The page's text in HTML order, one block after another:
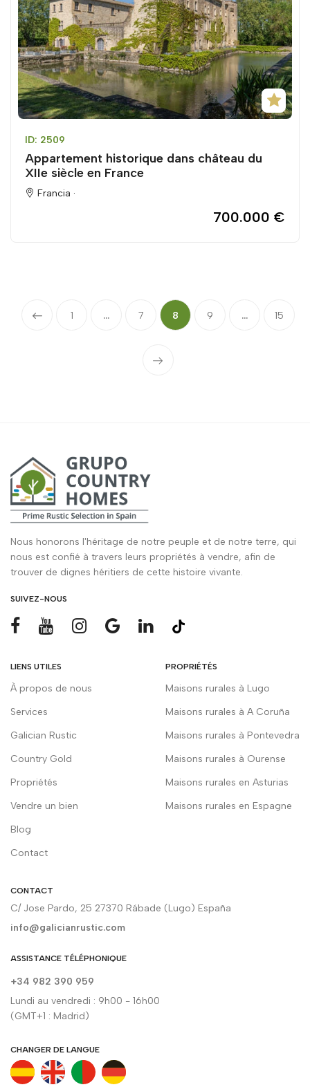
ID: 2509
Appartement historique dans château du
XIIe siècle en France
Francia ·
700.000 €
1 ... 7 8 9 ... 15
Nous honorons l'héritage de notre peuple et de notre terre, qui
nous est confié à travers leurs propriétés à vendre, afin de
trouver de dignes héritiers de cette histoire vivante.
SUIVEZ-NOUS
LIENS UTILES
À propos de nous
Services
Galician Rustic
Country Gold
Propriétés
Vendre un bien
Blog
Contact
PROPRIÉTÉS
Maisons rurales à Lugo
Maisons rurales à A Coruña
Maisons rurales à Pontevedra
Maisons rurales à Ourense
Maisons rurales en Asturias
Maisons rurales en Espagne
CONTACT
C/ Jose Pardo, 25 27370 Rábade (Lugo) España
info@galicianrustic.com
ASSISTANCE TÉLÉPHONIQUE
+34 982 390 959
Lundi au vendredi : 9h00 - 16h00
(GMT+1 : Madrid)
CHANGER DE LANGUE